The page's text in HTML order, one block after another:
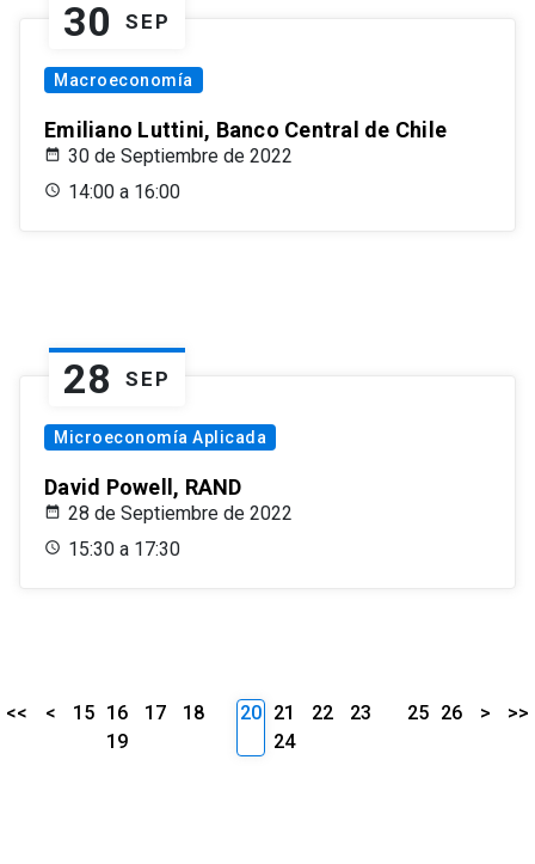
30 SEP
Macroeconomía
Emiliano Luttini, Banco Central de Chile
30 de Septiembre de 2022
14:00 a 16:00
28 SEP
Microeconomía Aplicada
David Powell, RAND
28 de Septiembre de 2022
15:30 a 17:30
<< < 15 16 17
18
19
20 21 22
23
24
25 26 > >>